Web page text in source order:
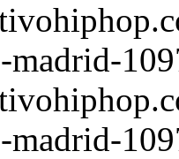
madrid-
madrid-